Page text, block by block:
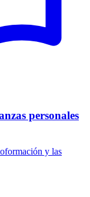
personales
y las